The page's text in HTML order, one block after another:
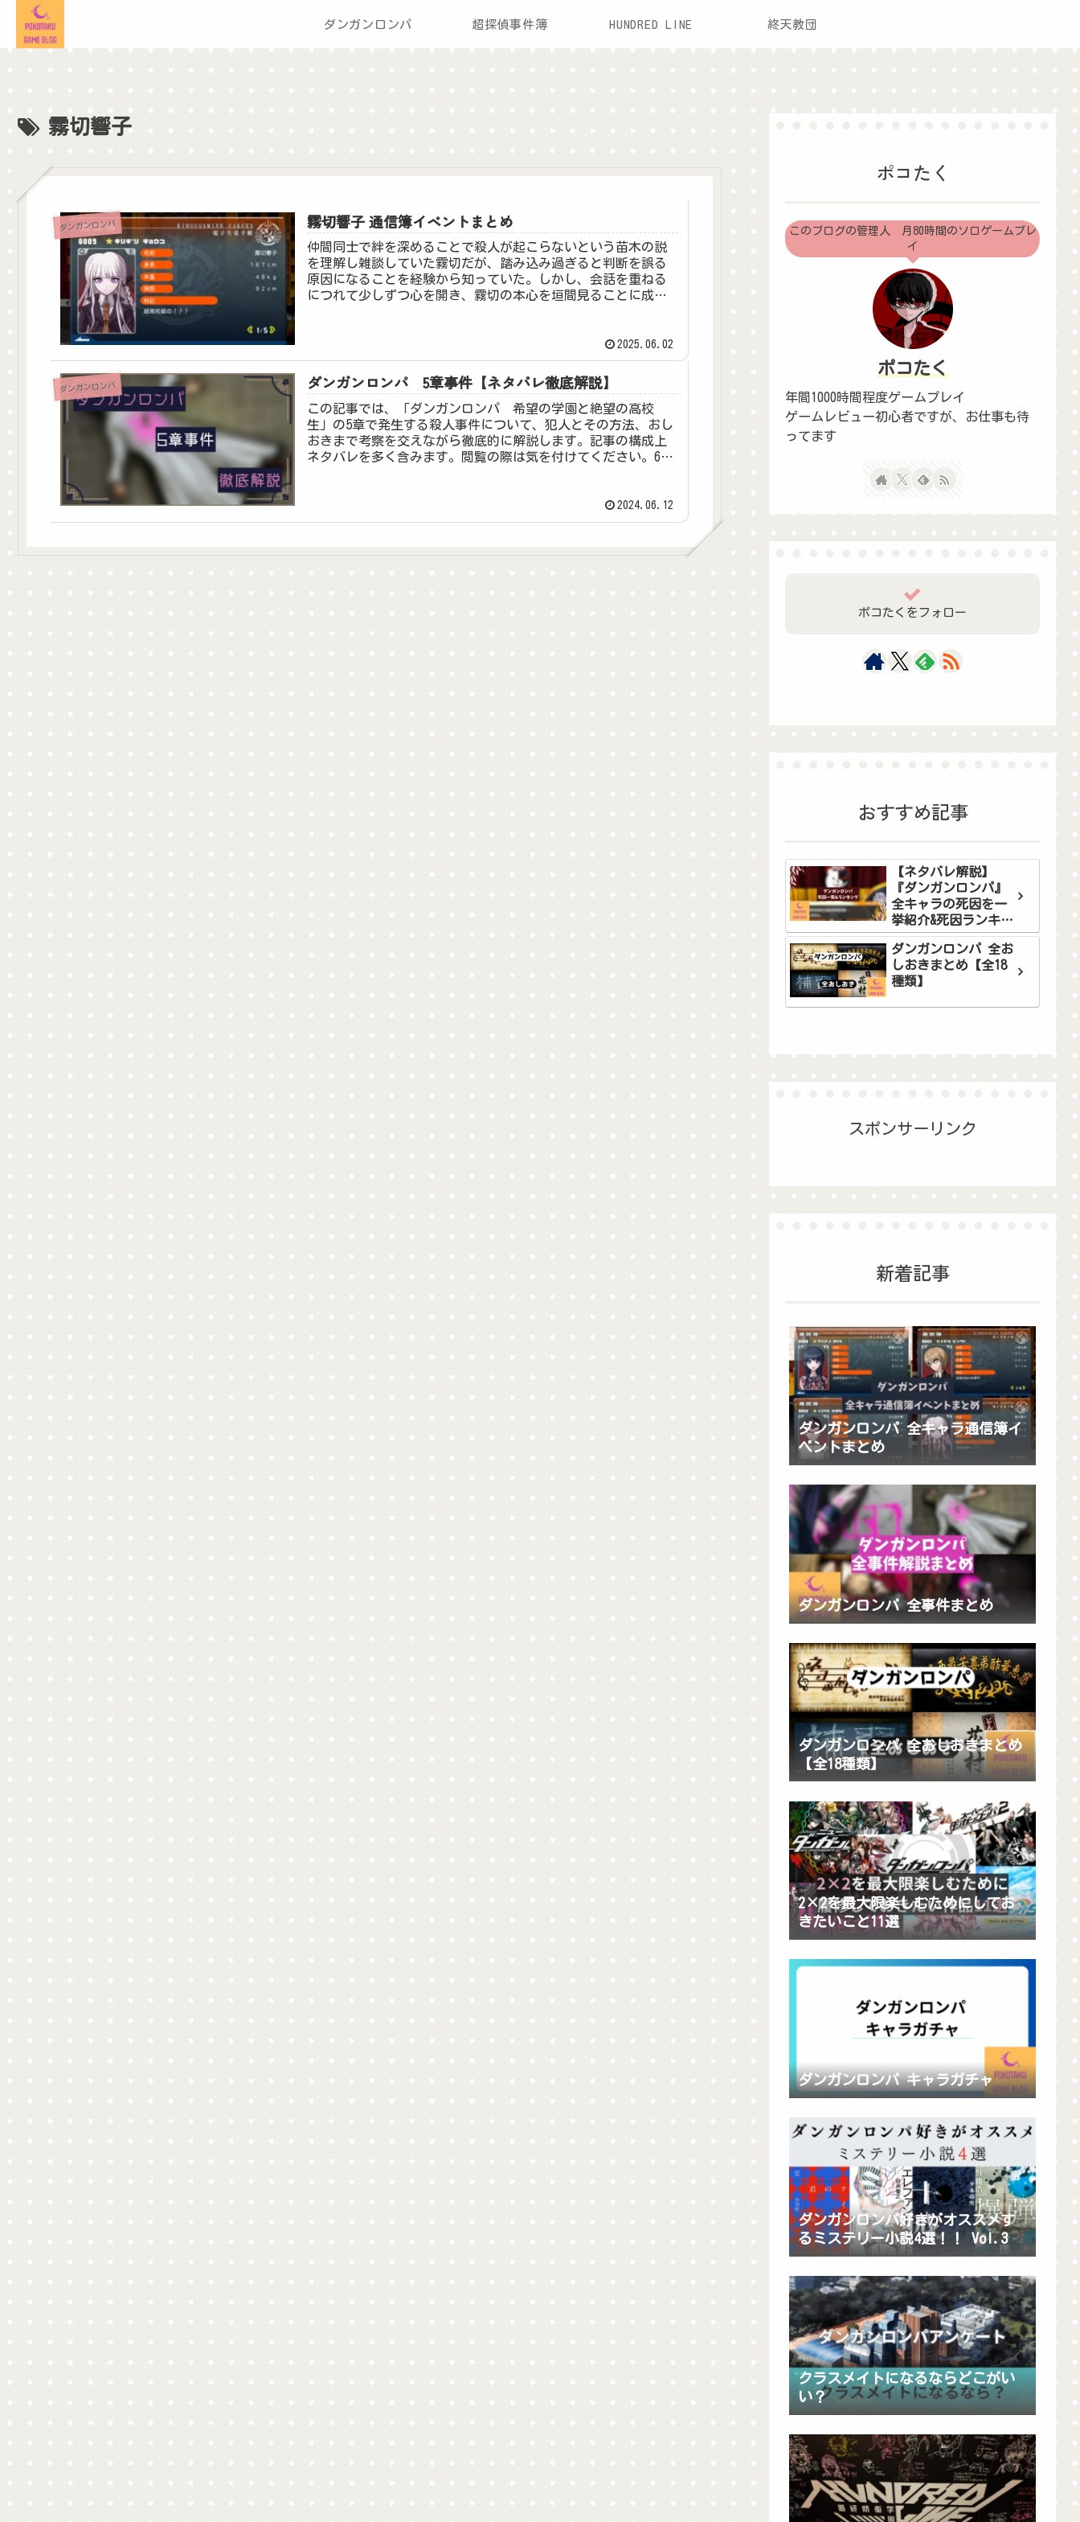
ダンガンロンパ 超探偵事件簿 HUNDRED LINE 終天教団
霧切響子
ダンガンロンパ 霧切響子 通信簿イベントまとめ
仲間同士で絆を深めることで殺人が起こらないという苗木の説
を理解し雑談していた霧切だが、踏み込み過ぎると判断を誤る
原因になることを経験から知っていた。しかし、会話を重ねる
につれて少しずつ心を開き、霧切の本心を垣間見ることに成功
2025.06.02
ダンガンロンパ ダンガンロンパ 5章事件【ネタバレ徹底解説】
この記事では、「ダンガンロンパ 希望の学園と絶望の高校
生」の5章で発生する殺人事件について、犯人とその方法、おし
おきまで考察を交えながら徹底的に解説します。記事の構成上
ネタバレを多く含みます。閲覧の際は気を付けてください。6章
2024.06.12
ポコたく
このブログの管理人 月80時間のソロゲームプレ
イ
ポコたく
年間1000時間程度ゲームプレイ
ゲームレビュー初心者ですが、お仕事も待
ってます
ポコたくをフォロー
おすすめ記事
【ネタバレ解説】
『ダンガンロンパ』
全キャラの死因を一
挙紹介&死因ランキン
グ！
ダンガンロンパ 全お
しおきまとめ【全18
種類】
スポンサーリンク
新着記事
ダンガンロンパ 全キャラ通信簿イ
ベントまとめ
ダンガンロンパ 全事件まとめ
ダンガンロンパ 全おしおきまとめ
【全18種類】
2×2を最大限楽しむためにしてお
きたいこと11選
ダンガンロンパ キャラガチャ
ダンガンロンパ好きがオススメす
るミステリー小説4選！！ Vol.3
クラスメイトになるならどこがい
い？